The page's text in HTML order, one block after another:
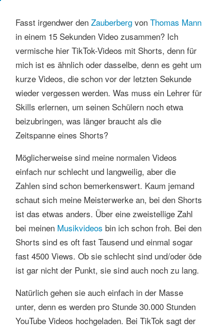
Fasst irgendwer den Zauberbergvon Thomas Mann
in einem 15 Sekunden Video zusammen? Ich
vermische hier TikTok-Videos mit Shorts, denn für
mich ist es ähnlich oder dasselbe, denn es geht um
kurze Videos, die schon vor der letzten Sekunde
wieder vergessen werden. Was muss ein Lehrer für
Skills erlernen, um seinen Schülern noch etwa
beizubringen, was länger braucht als die
Zeitspanne eines Shorts?
Möglicherweise sind meine normalen Videos
einfach nur schlecht und langweilig, aber die
Zahlen sind schon bemerkenswert. Kaum jemand
schaut sich meine Meisterwerke an, bei den Shorts
ist das etwas anders. Über eine zweistellige Zahl
bei meinenMusikvideos bin ich schon froh. Bei den
Shorts sind es oft fast Tausend und einmal sogar
fast 4500 Views. Ob sie schlecht sind und/oder öde
ist gar nicht der Punkt, sie sind auch noch zu lang.
Natürlich gehen sie auch einfach in der Masse
unter, denn es werden pro Stunde 30.000 Stunden
YouTube Videos hochgeladen. Bei TikTok sagt der